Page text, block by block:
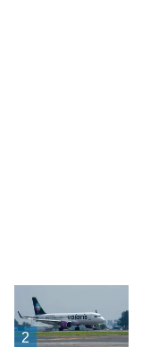
2